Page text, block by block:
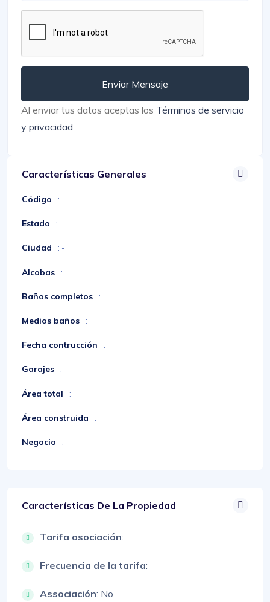
Enviar Mensaje
Al enviar tus datos aceptas los Términos de servicio
y privacidad
Características Generales
Código :
Estado :
Ciudad : -
Alcobas :
Baños completos :
Medios baños :
Fecha contrucción :
Garajes :
Área total :
Área construida :
Negocio :
Características De La Propiedad
Tarifa asociación:
Frecuencia de la tarifa:
Associación: No